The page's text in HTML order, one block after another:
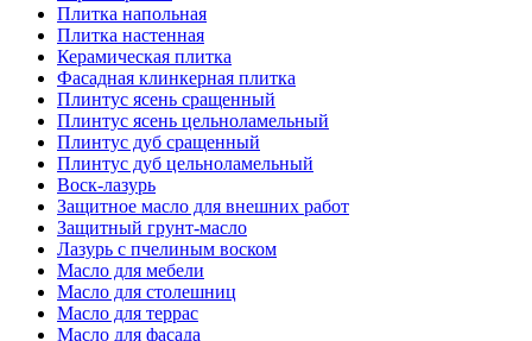
Плитка напольная
Плитка настенная
Керамическая плитка
Фасадная клинкерная плитка
Плинтус ясень сращенный
Плинтус ясень цельноламельный
Плинтус дуб сращенный
Плинтус дуб цельноламельный
Воск-лазурь
Защитное масло для внешних работ
Защитный грунт-масло
Лазурь с пчелиным воском
Масло для мебели
Масло для столешниц
Масло для террас
Масло для фасада